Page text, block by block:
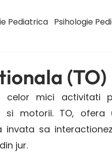
Pediatrica Psihologie
(TO)
celor mici activitati
si motorii. TO,
invata sa
jur.